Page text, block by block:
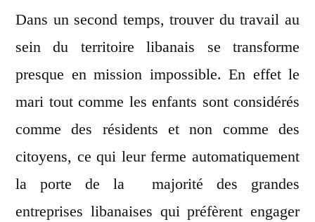
Dans un second temps, trouver du travail au
sein du territoire libanais se transforme
presque en mission impossible. En effet le
mari tout comme les enfants sont considérés
comme des résidents et non comme des
citoyens, ce qui leur ferme automatiquement
la porte de la majorité des grandes
entreprises libanaises qui préfèrent engager